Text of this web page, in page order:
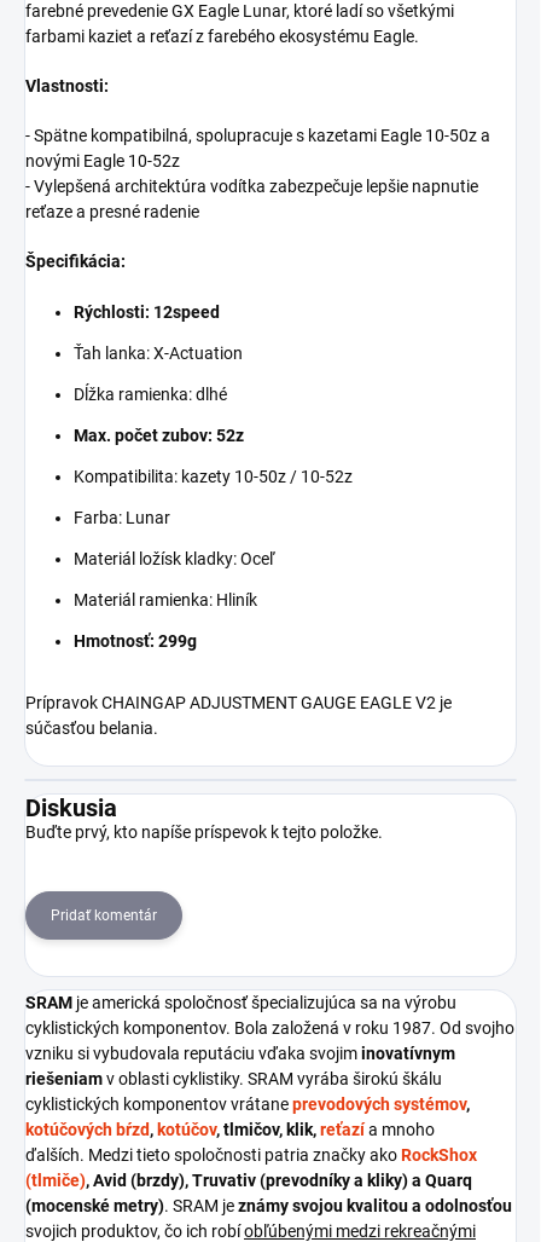
farebné prevedenie GX Eagle Lunar, ktoré ladí so všetkými
farbami kaziet a reťazí z farebého ekosystému Eagle.
Vlastnosti:
- Spätne kompatibilná, spolupracuje s kazetami Eagle 10-50z a
novými Eagle 10-52z
- Vylepšená architektúra vodítka zabezpečuje lepšie napnutie
reťaze a presné radenie
Špecifikácia:
Rýchlosti: 12speed
Ťah lanka: X-Actuation
Dĺžka ramienka: dlhé
Max. počet zubov: 52z
Kompatibilita: kazety 10-50z / 10-52z
Farba: Lunar
Materiál ložísk kladky: Oceľ
Materiál ramienka: Hliník
Hmotnosť: 299g
Prípravok CHAINGAP ADJUSTMENT GAUGE EAGLE V2 je
súčasťou belania.
Diskusia
Buďte prvý, kto napíše príspevok k tejto položke.
Pridať komentár
SRAM je americká spoločnosť špecializujúca sa na výrobu
cyklistických komponentov. Bola založená v roku 1987. Od svojho
vzniku si vybudovala reputáciu vďaka svojiminovatívnym
riešeniamv oblasti cyklistiky. SRAM vyrába širokú škálu
cyklistických komponentov vrátaneprevodových systémov,
kotúčových bŕzd, kotúčov, tlmičov, klik,reťazía mnoho
ďalších. Medzi tieto spoločnosti patria značky akoRockShox
(tlmiče), Avid (brzdy), Truvativ (prevodníky a kliky) a Quarq
(mocenské metry). SRAM jeznámy svojou kvalitou a odolnosťou
svojich produktov, čo ich robíobľúbenými medzi rekreačnými